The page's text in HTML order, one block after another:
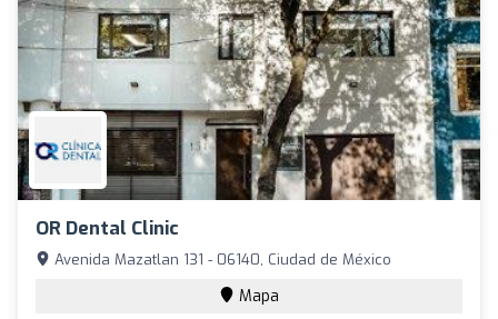
OR Dental Clinic
Avenida Mazatlan 131 - 06140, Ciudad de México
Mapa